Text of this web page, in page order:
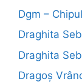
Dgm –
Draghita
Draghita
Dragoş